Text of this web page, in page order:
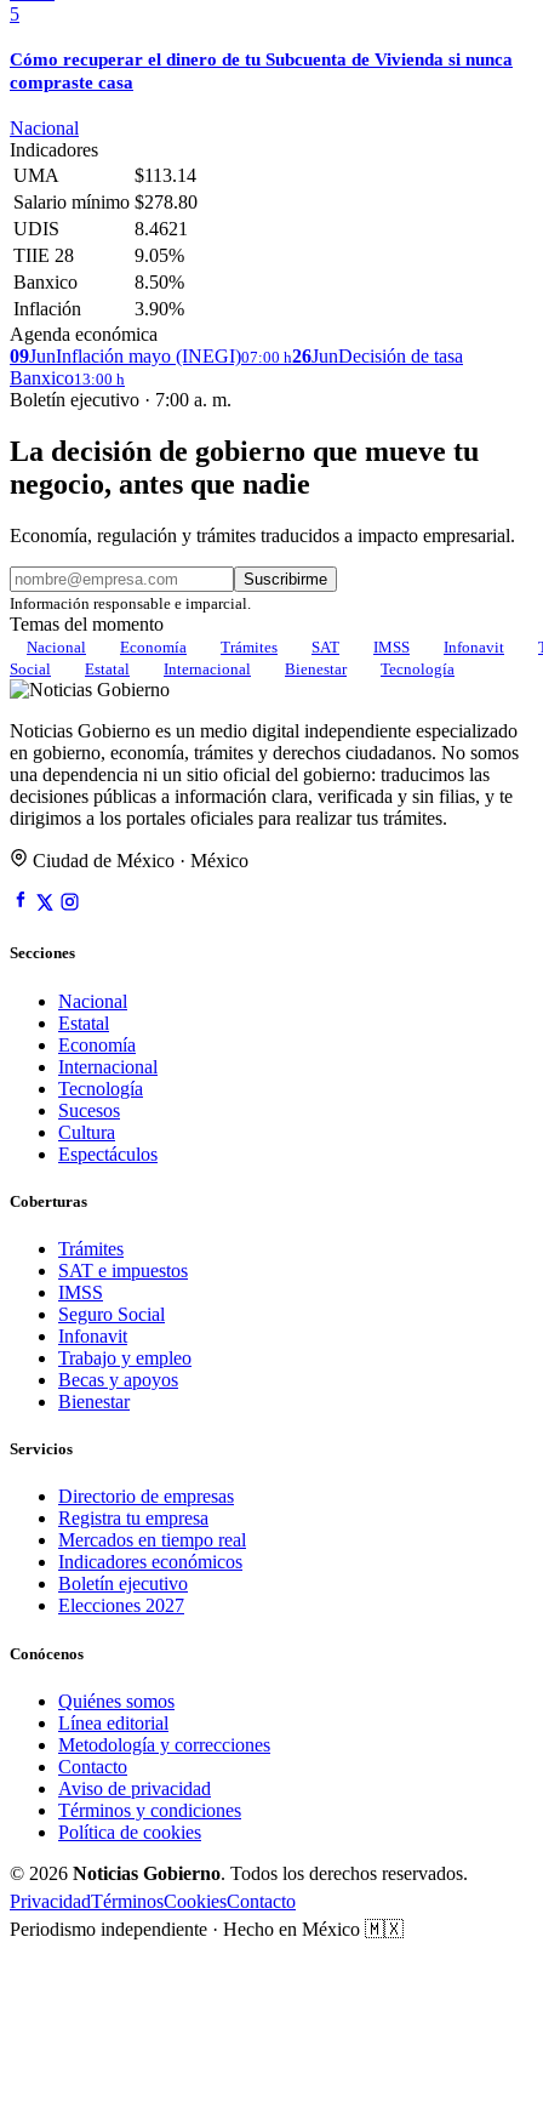
5
Cómo recuperar el dinero de tu Subcuenta de Vivienda si nunca
compraste casa
Nacional
Indicadores
UMA
$113.14
Salario mínimo $278.80
UDIS
8.4621
TIIE 28
9.05%
Banxico
8.50%
Inflación
3.90%
Agenda económica
09JunInflación mayo (INEGI)07:00 h26JunDecisión de tasa
Banxico13:00 h
Boletín ejecutivo · 7:00 a. m.
La decisión de gobierno que mueve tu
negocio, antes que nadie
Economía, regulación y trámites traducidos a impacto empresarial.
Suscribirme
Información responsable e imparcial.
Temas del momento
Nacional Economía Trámites SAT IMSS Infonavit
Social
Estatal Internacional Bienestar Tecnología
Noticias Gobierno es un medio digital independiente especializado
en gobierno, economía, trámites y derechos ciudadanos. No somos
una dependencia ni un sitio oficial del gobierno: traducimos las
decisiones públicas a información clara, verificada y sin filias, y te
dirigimos a los portales oficiales para realizar tus trámites.
Ciudad de México · México
Secciones
Nacional
Estatal
Economía
Internacional
Tecnología
Sucesos
Cultura
Espectáculos
Coberturas
Trámites
SAT e impuestos
IMSS
Seguro Social
Infonavit
Trabajo y empleo
Becas y apoyos
Bienestar
Servicios
Directorio de empresas
Registra tu empresa
Mercados en tiempo real
Indicadores económicos
Boletín ejecutivo
Elecciones 2027
Conócenos
Quiénes somos
Línea editorial
Metodología y correcciones
Contacto
Aviso de privacidad
Términos y condiciones
Política de cookies
© 2026 Noticias Gobierno. Todos los derechos reservados.
PrivacidadTérminosCookiesContacto
Periodismo independiente · Hecho en México 🇲🇽